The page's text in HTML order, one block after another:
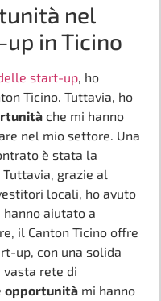
nel
in Ticino
start-up, ho
Ticino. Tuttavia, ho
che mi hanno
nel mio settore. Una
è stata la
grazie al
locali, ho avuto
hanno aiutato a
il Canton Ticino offre
up, con una solida
rete di
opportunità mi hanno